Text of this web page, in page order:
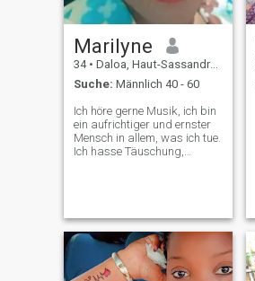
Marilyne
34 • Daloa, Haut-Sassandra, Côte d'Ivoire
Suche: Männlich 40 - 60
Ich höre gerne Musik, ich bin
ein aufrichtiger und ernster
Mensch in allem, was ich tue.
Ich hasse Täuschung,
damit ich erfüllt bin, weil es
nur er bleibt, damit ich eine
erfüllte und erfüllte Frau bin.
Alors falsche Profile stp.Sie
dürfen mir nicht schreiben